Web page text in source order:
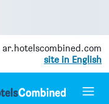
ar.hotelscombined.com
site in English